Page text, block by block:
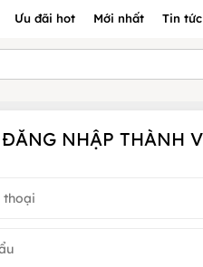
Ưu đãi hot Mới nhất Tin
ĐĂNG NHẬP THÀNH